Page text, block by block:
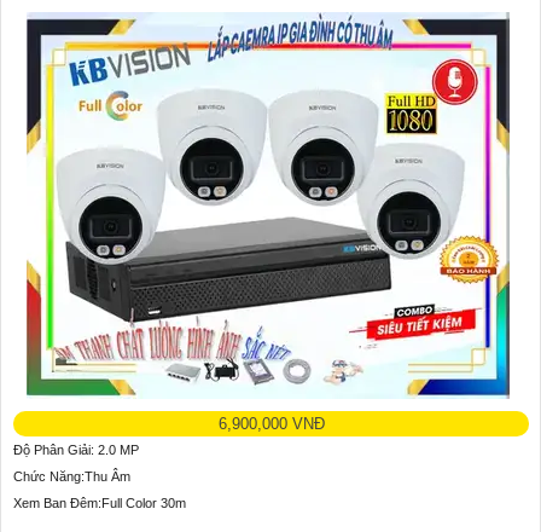
6,900,000 VNĐ
Độ Phân Giải: 2.0 MP
Chức Năng:Thu Âm
Xem Ban Đêm:Full Color 30m